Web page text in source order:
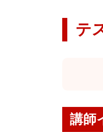
テ
講師